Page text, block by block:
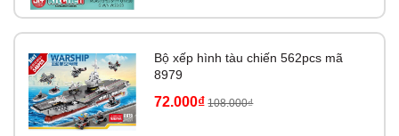
Chiều dài:
Chất liệu:Nhựa ABS an toàn, bền đẹp, không chứa chất độc hại
🎓Lợi ích cho bé:
Bộ xếp hình tàu chiến 562pcs mã
8979
72.000₫ 108.000₫